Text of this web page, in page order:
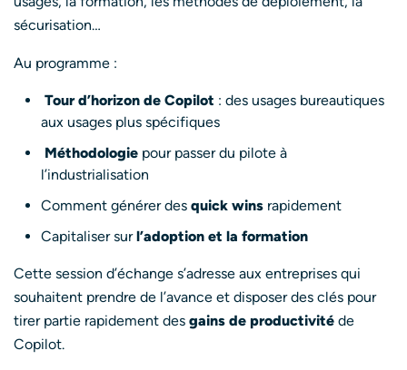
sécurisation…
Au programme :
Tour d’horizon de Copilot : des usages bureautiques
aux usages plus spécifiques
Méthodologie pour passer du pilote à
l’industrialisation
Comment générer des quick wins rapidement
Capitaliser surl’adoption et la formation
Cette session d’échange s’adresse aux entreprises qui
souhaitent prendre de l’avance et disposer des clés pour
tirer partie rapidement des gains de productivité de
Copilot.